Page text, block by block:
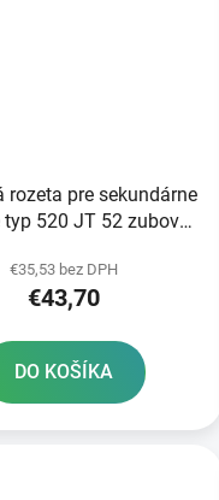
rozeta pre sekundárne
typ 520 JT 52 zubov
€35,53 bez DPH
€43,70
DO KOŠÍKA